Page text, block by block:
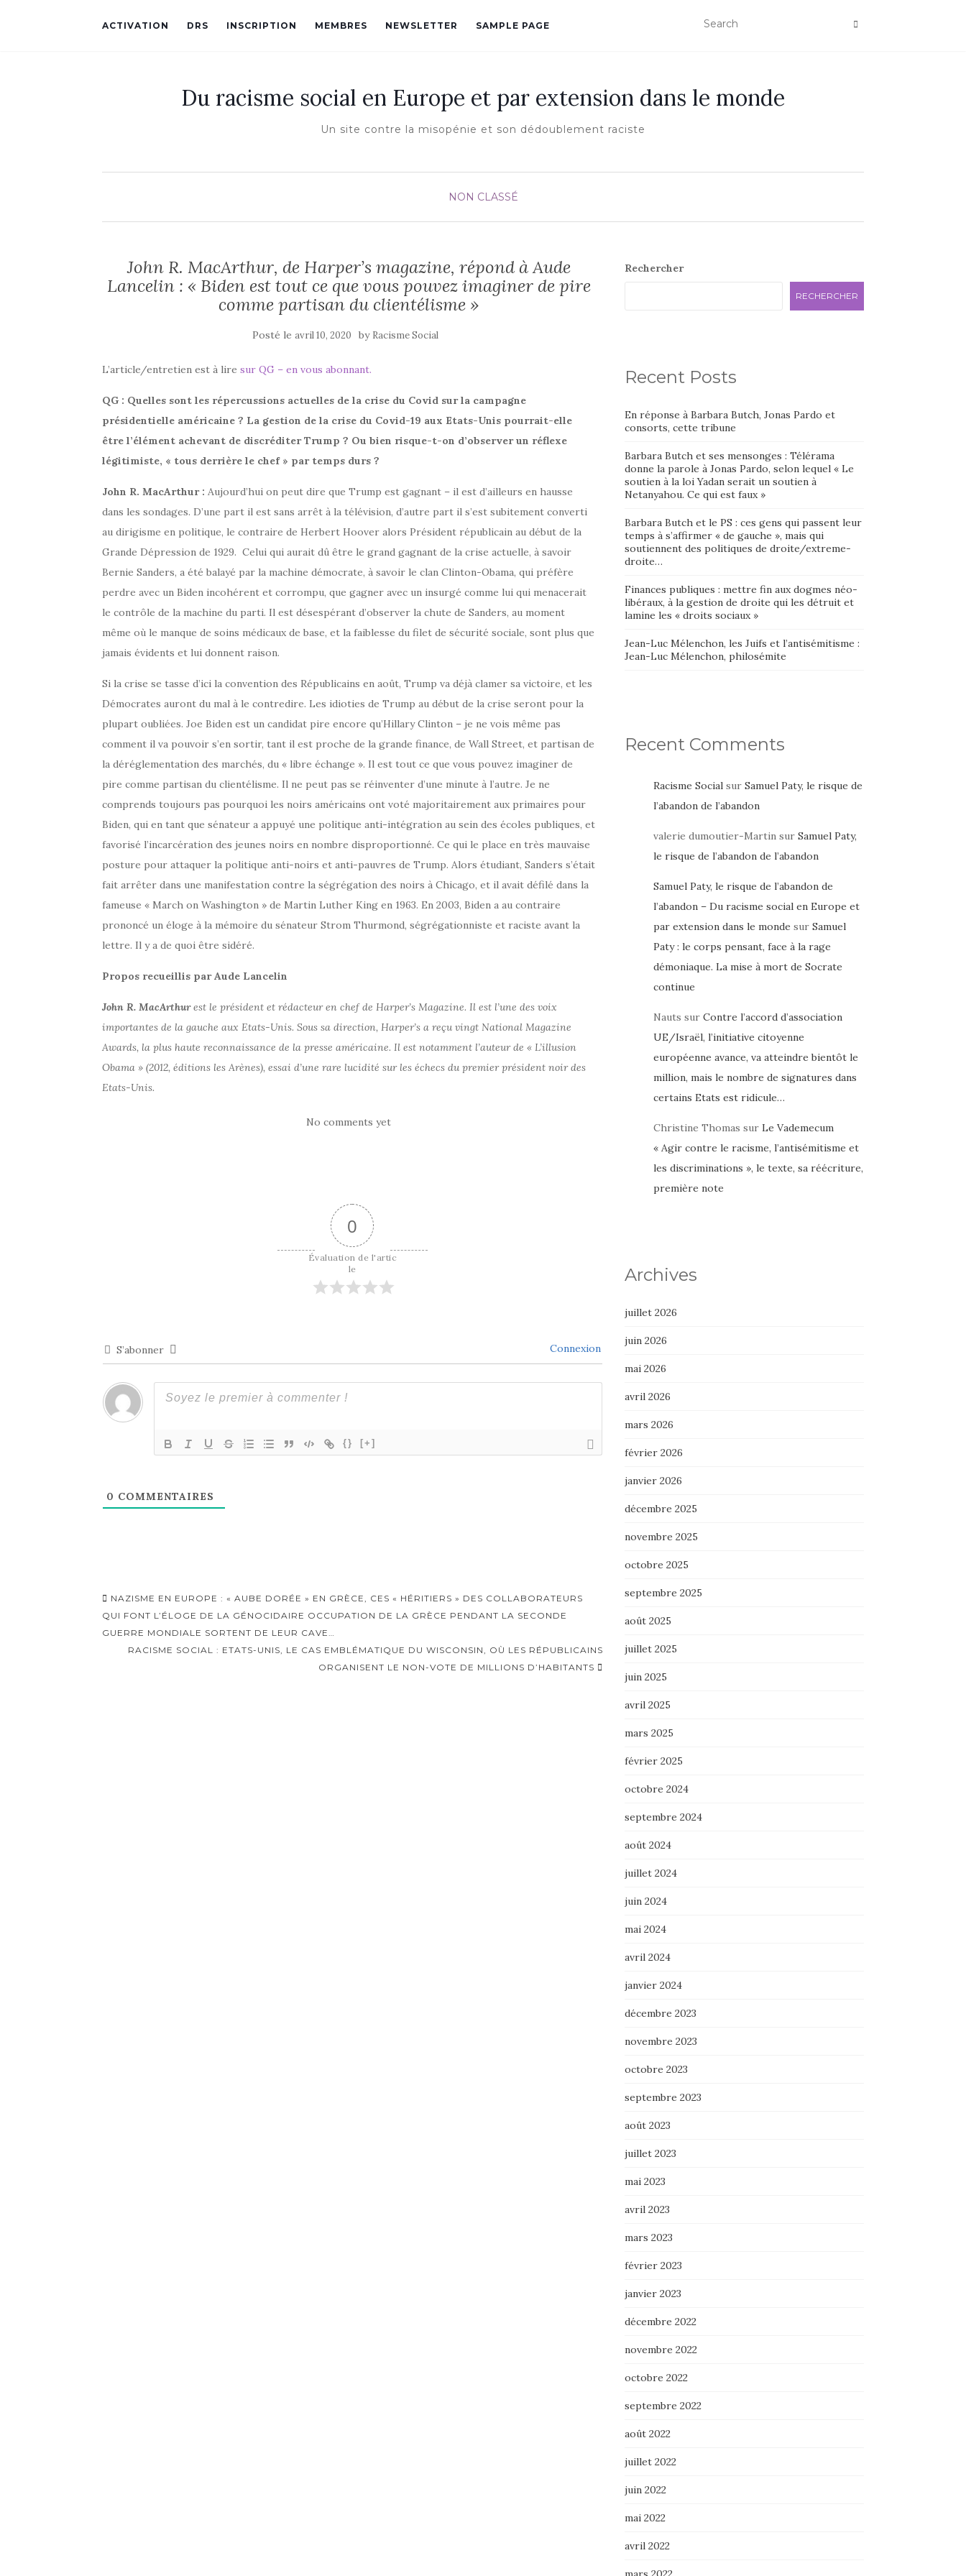
ACTIVATION DRS INSCRIPTION MEMBRES NEWSLETTER SAMPLE PAGE
Du racisme social en Europe et par extension dans le monde
Un site contre la misopénie et son dédoublement raciste
NON CLASSÉ
John R. MacArthur, de Harper’s magazine, répond à Aude
Lancelin : « Biden est tout ce que vous pouvez imaginer de pire
comme partisan du clientélisme »
Posté le avril 10, 2020 by Racisme Social
L’article/entretien est à lire sur QG – en vous abonnant.
QG : Quelles sont les répercussions actuelles de la crise du Covid sur la campagne
présidentielle américaine ? La gestion de la crise du Covid-19 aux Etats-Unis pourrait-elle
être l’élément achevant de discréditer Trump ? Ou bien risque-t-on d’observer un réflexe
légitimiste, « tous derrière le chef » par temps durs ?
John R. MacArthur : Aujourd’hui on peut dire que Trump est gagnant – il est d’ailleurs en hausse
dans les sondages. D’une part il est sans arrêt à la télévision, d’autre part il s’est subitement converti
au dirigisme en politique, le contraire de Herbert Hoover alors Président républicain au début de la
Grande Dépression de 1929. Celui qui aurait dû être le grand gagnant de la crise actuelle, à savoir
Bernie Sanders, a été balayé par la machine démocrate, à savoir le clan Clinton-Obama, qui préfère
perdre avec un Biden incohérent et corrompu, que gagner avec un insurgé comme lui qui menacerait
le contrôle de la machine du parti. Il est désespérant d’observer la chute de Sanders, au moment
même où le manque de soins médicaux de base, et la faiblesse du filet de sécurité sociale, sont plus que
jamais évidents et lui donnent raison.
Si la crise se tasse d’ici la convention des Républicains en août, Trump va déjà clamer sa victoire, et les
Démocrates auront du mal à le contredire. Les idioties de Trump au début de la crise seront pour la
plupart oubliées. Joe Biden est un candidat pire encore qu’Hillary Clinton – je ne vois même pas
comment il va pouvoir s’en sortir, tant il est proche de la grande finance, de Wall Street, et partisan de
la déréglementation des marchés, du « libre échange ». Il est tout ce que vous pouvez imaginer de
pire comme partisan du clientélisme. Il ne peut pas se réinventer d’une minute à l’autre. Je ne
comprends toujours pas pourquoi les noirs américains ont voté majoritairement aux primaires pour
Biden, qui en tant que sénateur a appuyé une politique anti-intégration au sein des écoles publiques, et
favorisé l’incarcération des jeunes noirs en nombre disproportionné. Ce qui le place en très mauvaise
posture pour attaquer la politique anti-noirs et anti-pauvres de Trump. Alors étudiant, Sanders s’était
fait arrêter dans une manifestation contre la ségrégation des noirs à Chicago, et il avait défilé dans la
fameuse « March on Washington » de Martin Luther King en 1963. En 2003, Biden a au contraire
prononcé un éloge à la mémoire du sénateur Strom Thurmond, ségrégationniste et raciste avant la
lettre. Il y a de quoi être sidéré.
Propos recueillis par Aude Lancelin
John R. MacArthurest le président et rédacteur en chef de Harper’s Magazine. Il est l’une des voix
importantes de la gauche aux Etats-Unis. Sous sa direction, Harper’s a reçu vingt National Magazine
Awards, la plus haute reconnaissance de la presse américaine. Il est notamment l’auteur de « L’illusion
Obama » (2012, éditions les Arènes), essai d’une rare lucidité sur les échecs du premier président noir des
Etats-Unis.
No comments yet
0
Évaluation de l'artic
le
S’abonner Connexion
{} [+]
0 COMMENTAIRES
Navigation
d'article
NAZISME EN EUROPE : « AUBE DORÉE » EN GRÈCE, CES « HÉRITIERS » DES COLLABORATEURS
QUI FONT L’ÉLOGE DE LA GÉNOCIDAIRE OCCUPATION DE LA GRÈCE PENDANT LA SECONDE
GUERRE MONDIALE SORTENT DE LEUR CAVE…
RACISME SOCIAL : ETATS-UNIS, LE CAS EMBLÉMATIQUE DU WISCONSIN, OÙ LES RÉPUBLICAINS
ORGANISENT LE NON-VOTE DE MILLIONS D’HABITANTS
Rechercher
RECHERCHER
Recent Posts
En réponse à Barbara Butch, Jonas Pardo et
consorts, cette tribune
Barbara Butch et ses mensonges : Télérama
donne la parole à Jonas Pardo, selon lequel « Le
soutien à la loi Yadan serait un soutien à
Netanyahou. Ce qui est faux »
Barbara Butch et le PS : ces gens qui passent leur
temps à s’affirmer « de gauche », mais qui
soutiennent des politiques de droite/extreme-
droite…
Finances publiques : mettre fin aux dogmes néo-
libéraux, à la gestion de droite qui les détruit et
lamine les « droits sociaux »
Jean-Luc Mélenchon, les Juifs et l’antisémitisme :
Jean-Luc Mélenchon, philosémite
Recent Comments
Racisme Socialsur Samuel Paty, le risque de
l’abandon de l’abandon
valerie dumoutier-Martinsur Samuel Paty,
le risque de l’abandon de l’abandon
Samuel Paty, le risque de l’abandon de
l’abandon – Du racisme social en Europe et
par extension dans le monde sur Samuel
Paty : le corps pensant, face à la rage
démoniaque. La mise à mort de Socrate
continue
Nauts sur Contre l’accord d’association
UE/Israël, l’initiative citoyenne
européenne avance, va atteindre bientôt le
million, mais le nombre de signatures dans
certains Etats est ridicule…
Christine Thomas sur Le Vademecum
« Agir contre le racisme, l’antisémitisme et
les discriminations », le texte, sa réécriture,
première note
Archives
juillet 2026
juin 2026
mai 2026
avril 2026
mars 2026
février 2026
janvier 2026
décembre 2025
novembre 2025
octobre 2025
septembre 2025
août 2025
juillet 2025
juin 2025
avril 2025
mars 2025
février 2025
octobre 2024
septembre 2024
août 2024
juillet 2024
juin 2024
mai 2024
avril 2024
janvier 2024
décembre 2023
novembre 2023
octobre 2023
septembre 2023
août 2023
juillet 2023
mai 2023
avril 2023
mars 2023
février 2023
janvier 2023
décembre 2022
novembre 2022
octobre 2022
septembre 2022
août 2022
juillet 2022
juin 2022
mai 2022
avril 2022